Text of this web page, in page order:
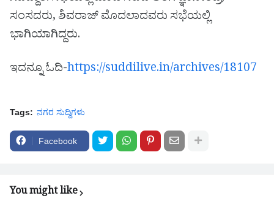
ಸಂಸದರು, ಶಿವರಾಜ್ ಮೊದಲಾದವರು ಸಭೆಯಲ್ಲಿ
ಭಾಗಿಯಾಗಿದ್ದರು.
ಇದನ್ನೂ ಓದಿ-https://suddilive.in/archives/18107
Tags: ನಗರ‌ ಸುದ್ದಿಗಳು
Facebook
You might like